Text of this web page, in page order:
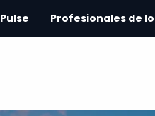
Pulse Profesionales de